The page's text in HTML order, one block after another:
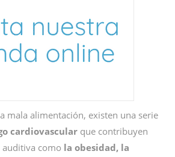
mala alimentación, existen una serie
cardiovascular que contribuyen
como la obesidad, la